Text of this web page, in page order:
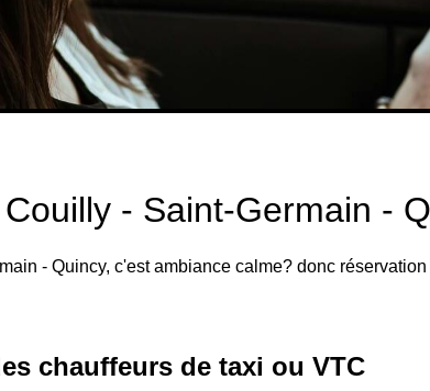
- Saint-Germain -
- Quincy, c'est ambiance calme? donc
chauffeurs de taxi ou VTC